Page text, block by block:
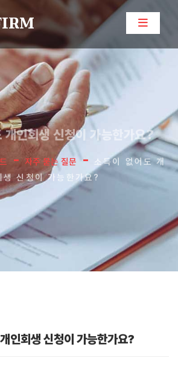
개인회생 신청이 가능한가요?
-자주 묻는 질문 -
소득이 없어도 개
생 신청이 가능한가요?
인회생 신청이 가능한가요?